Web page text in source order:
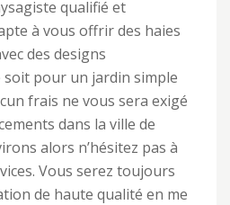
qualifié et
à vous offrir des haies
des designs
soit pour un jardin simple
frais ne vous sera exigé
dans la ville de
alors n’hésitez pas à
Vous serez toujours
de haute qualité en me